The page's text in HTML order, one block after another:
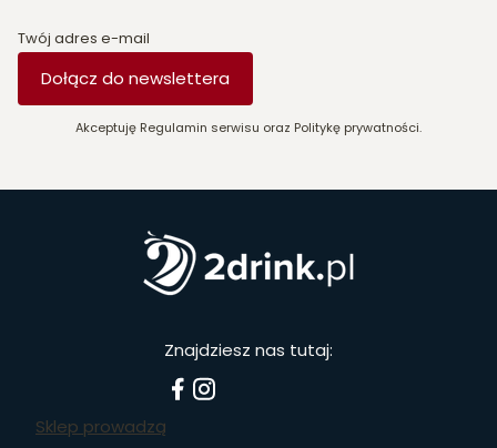
Twój adres e-mail
Dołącz do newslettera
Akceptuję Regulamin serwisu oraz Politykę prywatności.
Znajdziesz nas tutaj:
Sklep prowadzą